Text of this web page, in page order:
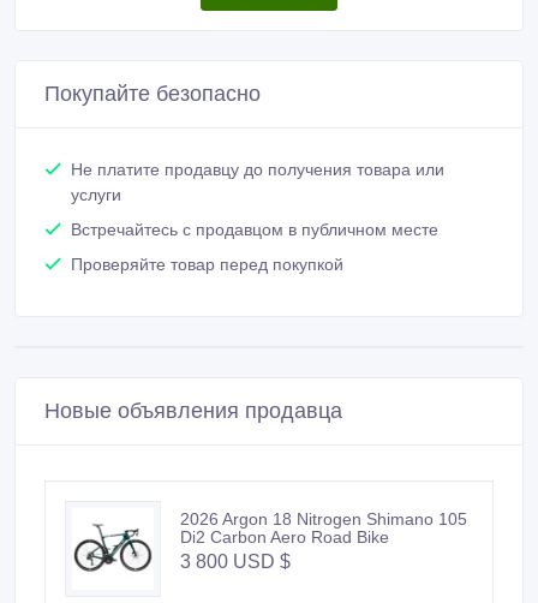
Покупайте безопасно
Не платите продавцу до получения товара или
услуги
Встречайтесь с продавцом в публичном месте
Проверяйте товар перед покупкой
Новые объявления продавца
2026 Argon 18 Nitrogen Shimano 105
Di2 Carbon Aero Road Bike
3 800 USD $